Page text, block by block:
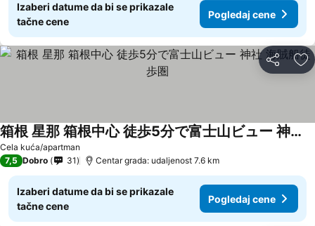
Izaberi datume da bi se prikazale
tačne cene
Pogledaj cene
Deli
Cela kuća/apartman
箱根 星那 箱根中心 徒歩5分で富士山ビュー 神社 海賊船徒歩圏
Pogledaj cene
7,5 Dobro 31 Centar grada: udaljenost 7.6 km
Izaberi datume da bi se prikazale
tačne cene
Pogledaj cene